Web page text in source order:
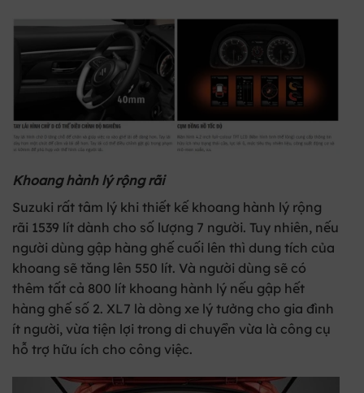
Khoang hành lý rộng rãi
Suzuki rất tâm lý khi thiết kế khoang hành lý rộng
rãi 1539 lít dành cho số lượng 7 người. Tuy nhiên, nếu
người dùng gập hàng ghế cuối lên thì dung tích của
khoang sẽ tăng lên 550 lít. Và người dùng sẽ có
thêm tất cả 800 lít khoang hành lý nếu gập hết
hàng ghế số 2. XL7 là dòng xe lý tưởng cho gia đình
ít người, vừa tiện lợi trong di chuyển vừa là công cụ
hỗ trợ hữu ích cho công việc.